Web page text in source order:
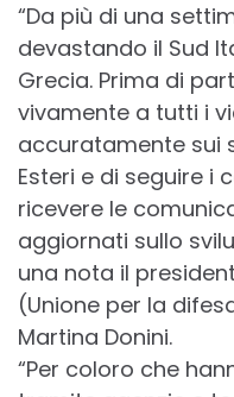
“Da più di una
devastando il Sud
Grecia. Prima di
vivamente a tutti i
accuratamente sui
Esteri e di seguire i
ricevere le
aggiornati sullo
una nota il
(Unione per la
Martina Donini.
“Per coloro che